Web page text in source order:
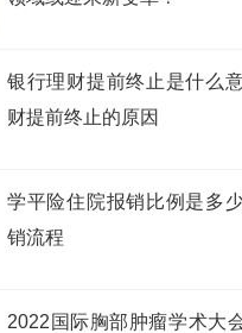
银行理财提前终止是什么
财提前终止的原因
学平险住院报销比例是多
销流程
2022国际胸部肿瘤学术大